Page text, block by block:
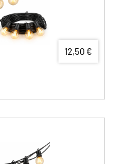
12,50 €